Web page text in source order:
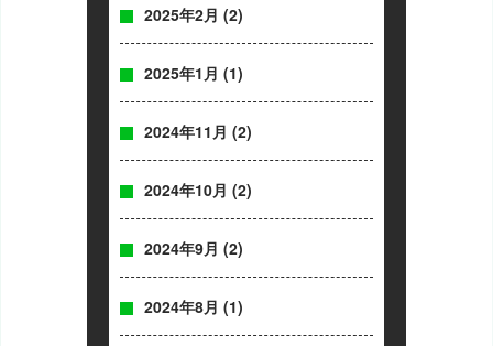
2025年2月 (2)
2025年1月 (1)
2024年11月 (2)
2024年10月 (2)
2024年9月 (2)
2024年8月 (1)